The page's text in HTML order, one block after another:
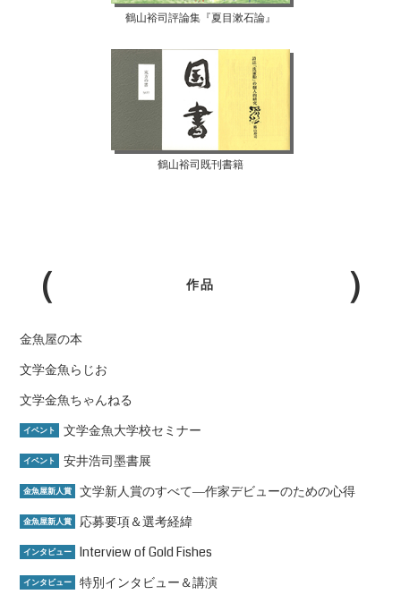
鶴山裕司評論集『夏目漱石論』
鶴山裕司既刊書籍
作品
金魚屋の本
文学金魚らじお
文学金魚ちゃんねる
イベント 文学金魚大学校セミナー
イベント 安井浩司墨書展
金魚屋新人賞 文学新人賞のすべて―作家デビューのための心得
金魚屋新人賞 応募要項＆選考経緯
インタビュー Interview of Gold Fishes
インタビュー 特別インタビュー＆講演